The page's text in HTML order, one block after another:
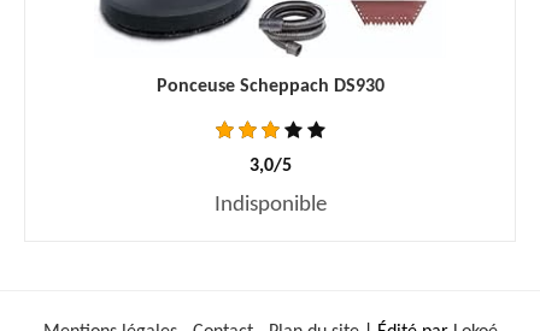
Ponceuse Scheppach DS930
3,0/5
Indisponible